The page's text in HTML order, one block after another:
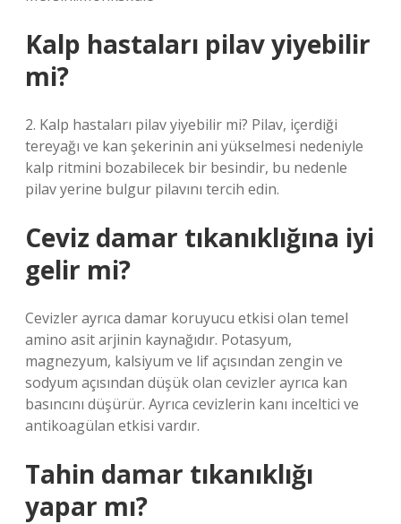
Kalp hastaları pilav yiyebilir
mi?
2. Kalp hastaları pilav yiyebilir mi? Pilav, içerdiği
tereyağı ve kan şekerinin ani yükselmesi nedeniyle
kalp ritmini bozabilecek bir besindir, bu nedenle
pilav yerine bulgur pilavını tercih edin.
Ceviz damar tıkanıklığına iyi
gelir mi?
Cevizler ayrıca damar koruyucu etkisi olan temel
amino asit arjinin kaynağıdır. Potasyum,
magnezyum, kalsiyum ve lif açısından zengin ve
sodyum açısından düşük olan cevizler ayrıca kan
basıncını düşürür. Ayrıca cevizlerin kanı inceltici ve
antikoagülan etkisi vardır.
Tahin damar tıkanıklığı
yapar mı?